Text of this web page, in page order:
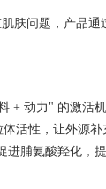
肤问题，产品通
+ 动力" 的激活
活性，让外源
进脯氨酸羟化，